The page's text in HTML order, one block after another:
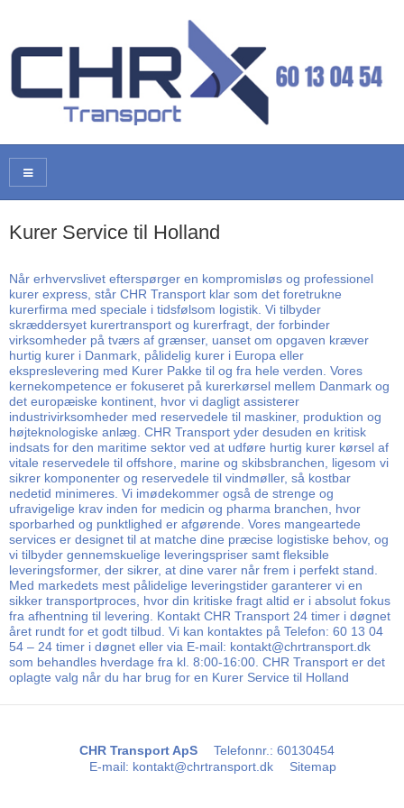
Kurer Service til Holland
Når erhvervslivet efterspørger en kompromisløs og professionel
kurer express, står CHR Transport klar som det foretrukne
kurerfirma med speciale i tidsfølsom logistik. Vi tilbyder
skræddersyet kurertransport og kurerfragt, der forbinder
virksomheder på tværs af grænser, uanset om opgaven kræver
hurtig kurer i Danmark, pålidelig kurer i Europa eller
ekspreslevering med Kurer Pakke til og fra hele verden. Vores
kernekompetence er fokuseret på kurerkørsel mellem Danmark og
det europæiske kontinent, hvor vi dagligt assisterer
industrivirksomheder med reservedele til maskiner, produktion og
højteknologiske anlæg. CHR Transport yder desuden en kritisk
indsats for den maritime sektor ved at udføre hurtig kurer kørsel af
vitale reservedele til offshore, marine og skibsbranchen, ligesom vi
sikrer komponenter og reservedele til vindmøller, så kostbar
nedetid minimeres. Vi imødekommer også de strenge og
ufravigelige krav inden for medicin og pharma branchen, hvor
sporbarhed og punktlighed er afgørende. Vores mangeartede
services er designet til at matche dine præcise logistiske behov, og
vi tilbyder gennemskuelige leveringspriser samt fleksible
leveringsformer, der sikrer, at dine varer når frem i perfekt stand.
Med markedets mest pålidelige leveringstider garanterer vi en
sikker transportproces, hvor din kritiske fragt altid er i absolut fokus
fra afhentning til levering. Kontakt CHR Transport 24 timer i døgnet
året rundt for et godt tilbud. Vi kan kontaktes på Telefon: 60 13 04
54 – 24 timer i døgnet eller via E-mail: kontakt@chrtransport.dk
som behandles hverdage fra kl. 8:00-16:00. CHR Transport er det
oplagte valg når du har brug for en Kurer Service til Holland
CHR Transport ApS Telefonnr.: 60130454
E-mail: kontakt@chrtransport.dk Sitemap